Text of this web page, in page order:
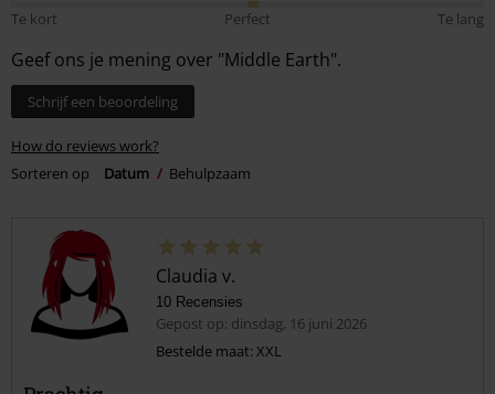
Te kort
Perfect Te lang
Geef ons je mening over "Middle Earth".
Schrijf een beoordeling
How do reviews work?
Sorteren op
Datum Behulpzaam
Claudia v.
10 Recensies
Gepost op: dinsdag, 16 juni 2026
Bestelde maat: XXL